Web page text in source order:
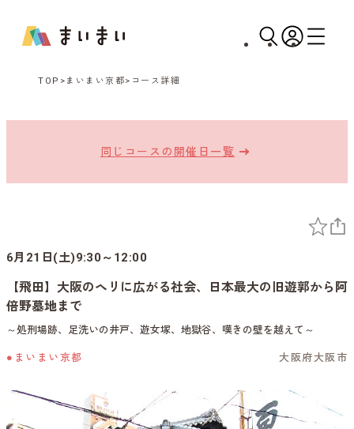
TOP まいまい京都 コース詳細
同じコースの開催日一覧
6月21日(土)9:30～12:00
【飛田】大阪のヘリに広がる社会、日本最大の旧遊郭から阿
倍野墓地まで
～処刑場跡、足洗いの井戸、遊女塚、地獄谷、嘆きの壁を越えて～
●まいまい京都 大阪府大阪市